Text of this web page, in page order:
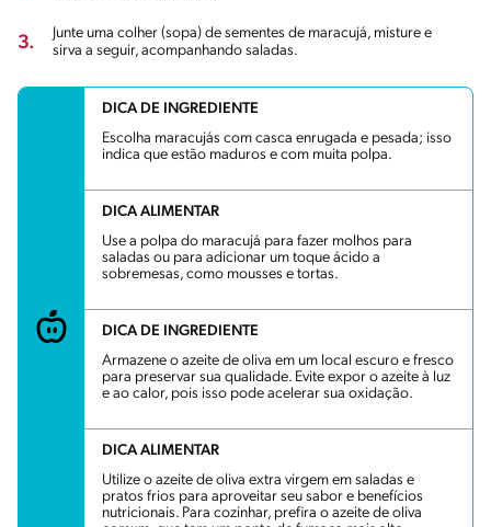
3.
Junte uma colher (sopa) de sementes de maracujá, misture e
sirva a seguir, acompanhando saladas.
DICA DE INGREDIENTE
Escolha maracujás com casca enrugada e pesada; isso
indica que estão maduros e com muita polpa.
DICA ALIMENTAR
Use a polpa do maracujá para fazer molhos para
saladas ou para adicionar um toque ácido a
sobremesas, como mousses e tortas.
DICA DE INGREDIENTE
Armazene o azeite de oliva em um local escuro e fresco
para preservar sua qualidade. Evite expor o azeite à luz
e ao calor, pois isso pode acelerar sua oxidação.
DICA ALIMENTAR
Utilize o azeite de oliva extra virgem em saladas e
pratos frios para aproveitar seu sabor e benefícios
nutricionais. Para cozinhar, prefira o azeite de oliva